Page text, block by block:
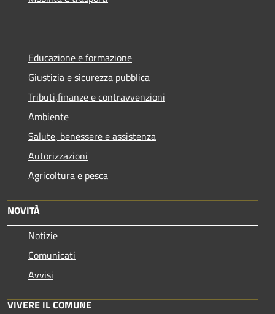
Educazione e formazione
Giustizia e sicurezza pubblica
Tributi,finanze e contravvenzioni
Ambiente
Salute, benessere e assistenza
Autorizzazioni
Agricoltura e pesca
NOVITÀ
Notizie
Comunicati
Avvisi
VIVERE IL COMUNE